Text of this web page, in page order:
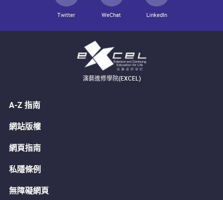
Twitter WeChat LinkedIn
演藝進修學院(EXCEL)
A-Z 指南
網站版權
網頁指南
私隱條例
無障礙網頁